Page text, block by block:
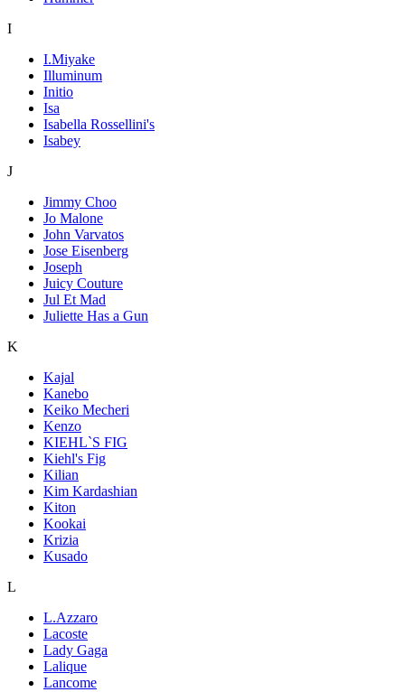
I
I.Miyake
Illuminum
Initio
Isa
Isabella Rossellini's
Isabey
J
Jimmy Choo
Jo Malone
John Varvatos
Jose Eisenberg
Joseph
Juicy Couture
Jul Et Mad
Juliette Has a Gun
K
Kajal
Kanebo
Keiko Mecheri
Kenzo
KIEHL`S FIG
Kiehl's Fig
Kilian
Kim Kardashian
Kiton
Kookai
Krizia
Kusado
L
L.Azzaro
Lacoste
Lady Gaga
Lalique
Lancome